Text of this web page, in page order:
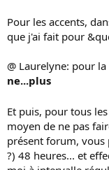
Pour les accents,
que j'ai fait pour
@ Laurelyne: pour
ne...plus
Et puis, pour tous
moyen de ne pas
présent forum,
?) 48 heures... et